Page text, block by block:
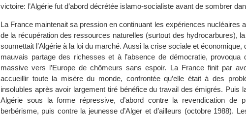
victoire: l’Algérie fut d’abord décrétée islamo-socialiste avant de sombrer
La France maintenait sa pression en continuant les expériences nucléaires
de la récupération des ressources naturelles (surtout des hydrocarbures),
soumettait l’Algérie à la loi du marché. Aussi la crise sociale et économique,
mauvais partage des richesses et à l’absence de démocratie, provoqua
massive vers l’Europe de chômeurs sans espoir. La France finit par
accueillir toute la misère du monde, confrontée qu’elle était à des
insolubles après avoir largement tiré bénéfice du travail des émigrés. Puis
Algérie sous la forme répressive, d’abord contre la revendication de
berbérisme, puis contre la jeunesse d’Alger et d’ailleurs (octobre 1988).